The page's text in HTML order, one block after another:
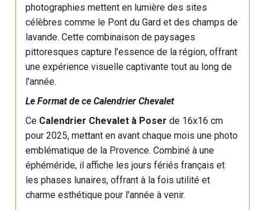
photographies mettent en lumière des sites
célèbres comme le Pont du Gard et des champs de
lavande. Cette combinaison de paysages
pittoresques capture l'essence de la région, offrant
une expérience visuelle captivante tout au long de
l'année.
Le Format de ce Calendrier Chevalet
Ce Calendrier Chevalet à Poser de 16x16 cm
pour 2025, mettant en avant chaque mois une photo
emblématique de la Provence. Combiné à une
éphéméride, il affiche les jours fériés français et
les phases lunaires, offrant à la fois utilité et
charme esthétique pour l'année à venir.